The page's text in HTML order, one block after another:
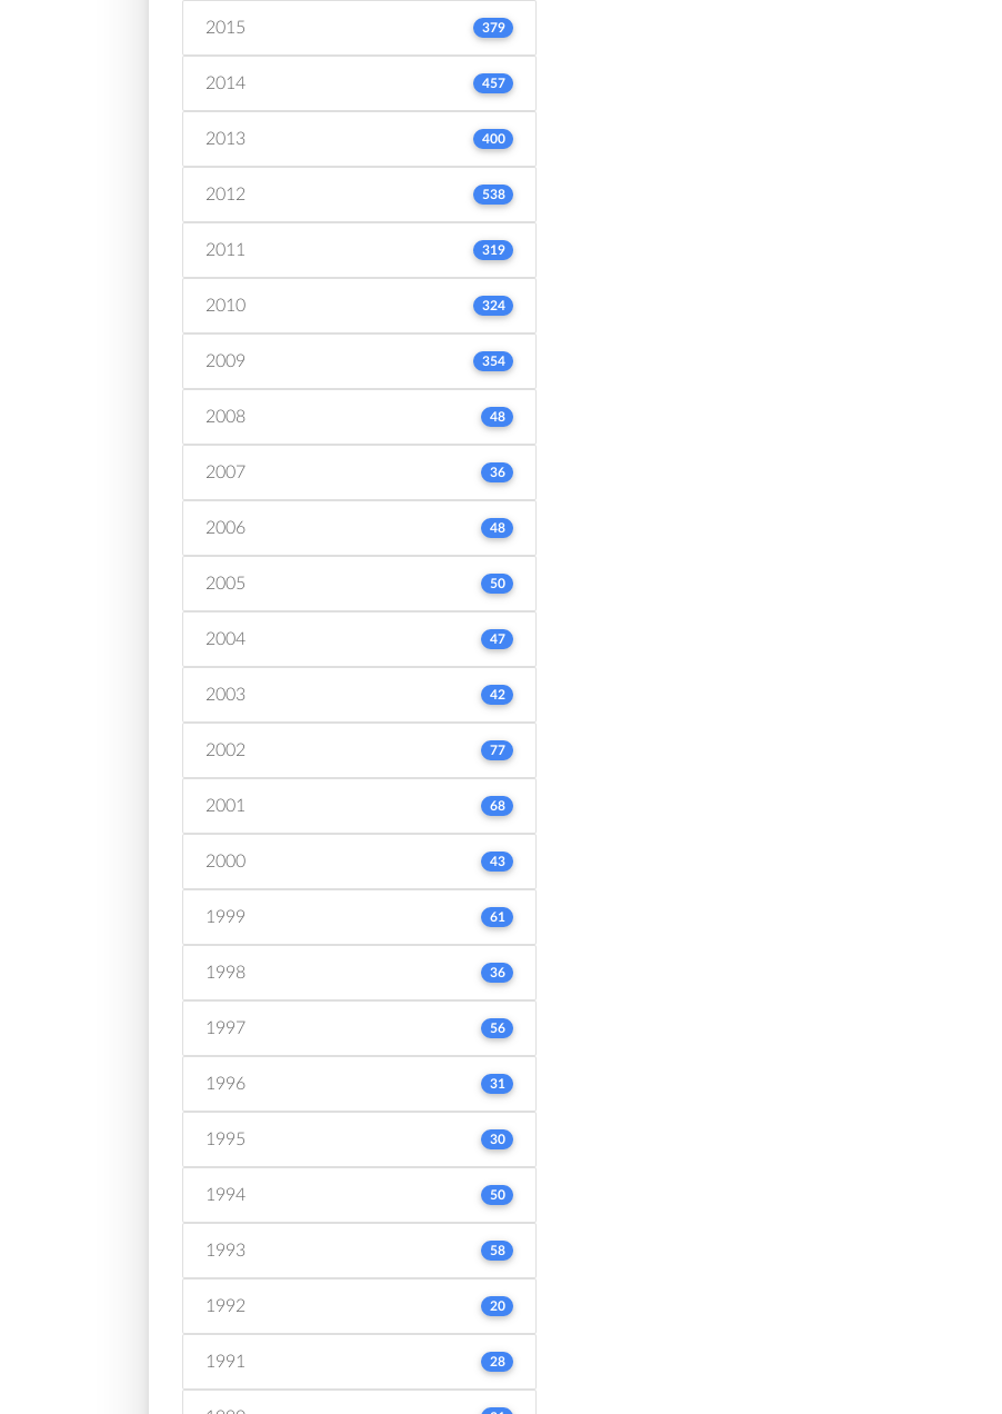
2015 379
2014 457
2013 400
2012 538
2011 319
2010 324
2009 354
2008 48
2007 36
2006 48
2005 50
2004 47
2003 42
2002 77
2001 68
2000 43
1999 61
1998 36
1997 56
1996 31
1995 30
1994 50
1993 58
1992 20
1991 28